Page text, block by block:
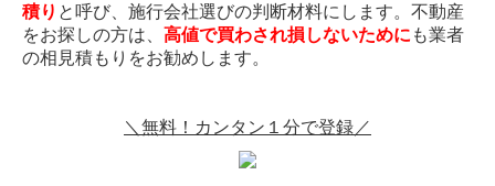
積り と呼び、施行会社選びの判断材料にします。不動産
をお探しの方は、 高値で買わされ損しないために も業者
の相見積もりをお勧めします。
＼無料！カンタン１分で登録／